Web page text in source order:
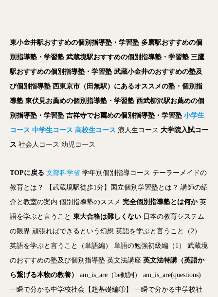
東小金井駅おすすめの個別指導塾・学習塾 多磨駅おすすめの個
別指導塾・学習塾 武蔵境駅おすすめの個別指導塾・学習塾 三鷹
駅おすすめの個別指導塾・学習塾 武蔵小金井のおすすめの塾及
び個別指導塾 西東京市（田無駅）にあるオススメの塾・個別指
導塾 東伏見お薦めの個別指導塾・学習塾 西武柳沢駅お薦めの個
別指導塾・学習塾 吉祥寺でお薦めの個別指導塾・学習塾 小学生
コース 中学生コース 高校生コース 浪人生コース 大学院入試コー
ス 社会人コース 幼児コース
TOPに戻る 文部科学省 学年別個別指導コース テーラーメイドの
教育とは？
【武蔵境駅徒歩1分】国立個別学習塾とは？ 講師の紹
介と教室の案内 個別指導塾のススメ 完全個別指導塾とは何か 英
語を学ぶと言うこと 東大合格は難しくない 日本の教育システム
の限界 頑張ればできるという幻想 英語を学ぶと言うこと（2）
英語を学ぶと言うこと（単語編）
単語の勉強初級編（1）
武蔵境
のおすすめの塾及び個別指導塾 英文法講座 英文法特講（英語か
ら繋げる本物の教養）
am_is_are（be動詞）
am_is_are(questions)
一瞬で分かる中学校社会【超基礎編①】
一瞬で分かる中学校社